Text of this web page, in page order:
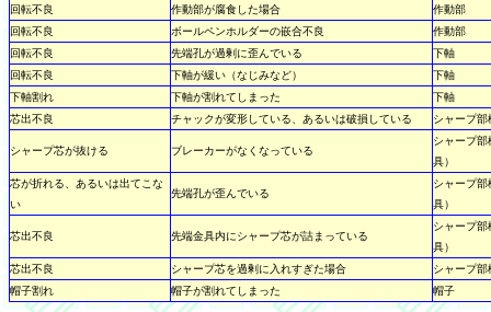
回転不良
作動部が腐食した場合
作動部
回転不良
ボールペンホルダーの嵌合不良
作動部
回転不良
先端孔が過剰に歪んでいる
下軸
回転不良
下軸が緩い（なじみなど）
下軸
下軸割れ
下軸が割れてしまった
下軸
芯出不良
チャックが変形している、あるいは破損している シャープ部
シャープ芯が抜ける ブレーカーがなくなっている
シャープ部
具）
芯が折れる、あるいは出てこな
い
先端孔が歪んでいる
シャープ部
具）
芯出不良 先端金具内にシャープ芯が詰まっている
シャープ部
具）
芯出不良
シャープ芯を過剰に入れすぎた場合
シャープ
帽子割れ
帽子が割れてしまった 帽子